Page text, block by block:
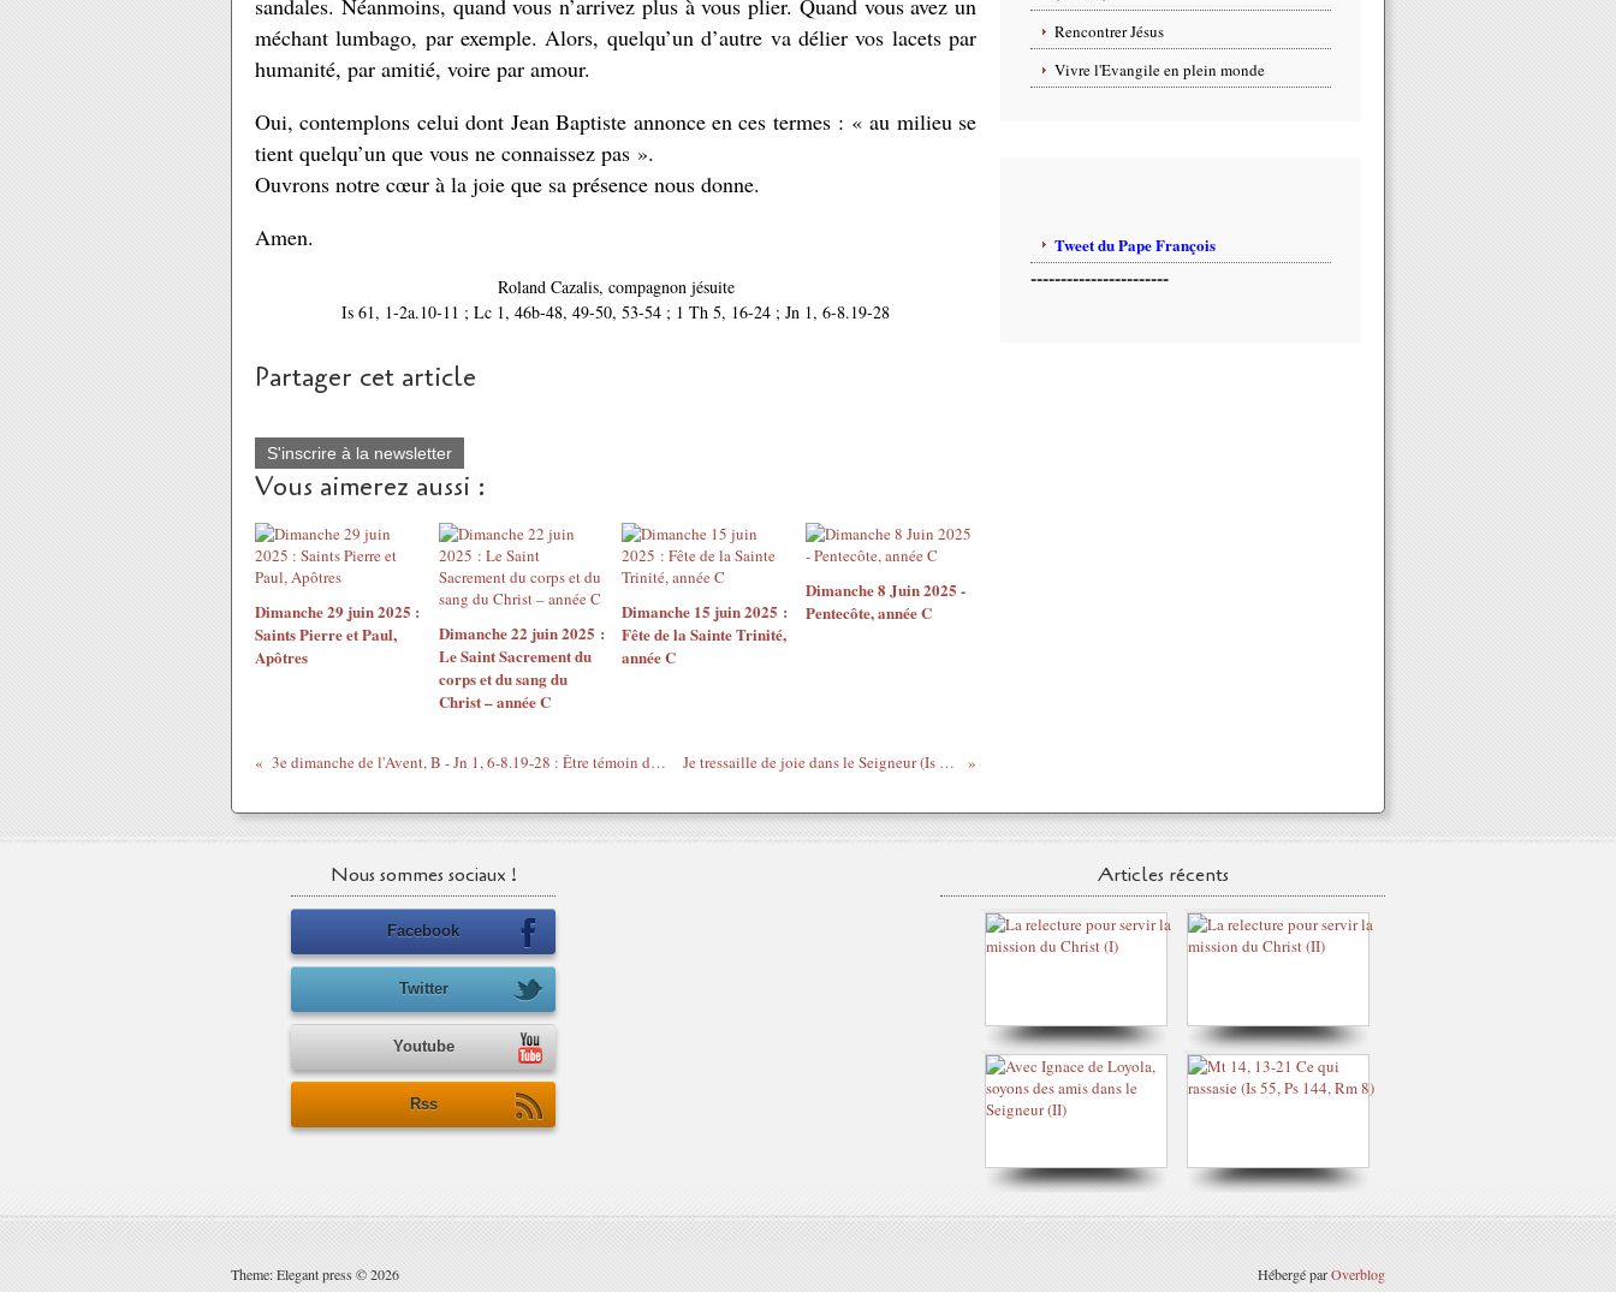
sandales. Néanmoins, quand vous n’arrivez plus à vous plier. Quand vous avez un
méchant lumbago, par exemple. Alors, quelqu’un d’autre va délier vos lacets par
humanité, par amitié, voire par amour.
Oui, contemplons celui dont Jean Baptiste annonce en ces termes : « au milieu se
tient quelqu’un que vous ne connaissez pas ».
Ouvrons notre cœur à la joie que sa présence nous donne.
Amen.
Roland Cazalis, compagnon jésuite
Is 61, 1-2a.10-11 ; Lc 1, 46b-48, 49-50, 53-54 ; 1 Th 5, 16-24 ; Jn 1, 6-8.19-28
Partager cet article
S'inscrire à la newsletter
Vous aimerez aussi :
Dimanche 29 juin 2025 :
Saints Pierre et Paul,
Apôtres
Dimanche 22 juin 2025 :
Le Saint Sacrement du
corps et du sang du
Christ – année C
Dimanche 15 juin 2025 :
Fête de la Sainte Trinité,
année C
Dimanche 8 Juin 2025 -
Pentecôte, année C
3e dimanche de l'Avent, B - Jn 1, 6-8.19-28 : Être témoin de Celui qui vient jusqu’en sa propre identité. Je tressaille de joie dans le Seigneur (Is 61, 10) alors Seigneur sauve moi.
Rencontrer Jésus
Vivre l'Evangile en plein monde
Tweet du Pape François
-----------------------
Nous sommes sociaux !
Facebook
Twitter
Youtube
Rss
Articles récents
Theme: Elegant press © 2026 Hébergé parOverblog